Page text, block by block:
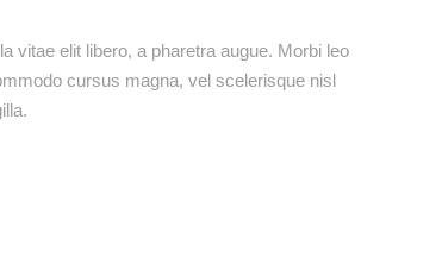
vitae elit libero, a pharetra augue. Morbi leo
cursus magna, vel scelerisque nisl